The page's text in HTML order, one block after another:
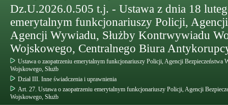
Dz.U.2026.0.505 t.j. - Ustawa z dnia 18
emerytalnym funkcjonariuszy Policji,
Agencji Wywiadu, Służby Kontrwywiadu
Wojskowego, Centralnego Biura
Ustawa o zaopatrzeniu emerytalnym funkcjonariuszy Policji, Agencji
Wojskowego, Służb
Dział III. Inne świadczenia i uprawnienia
Art. 27. Ustawa o zaopatrzeniu emerytalnym funkcjonariuszy Policji, Agencji
Wojskowego, Służb